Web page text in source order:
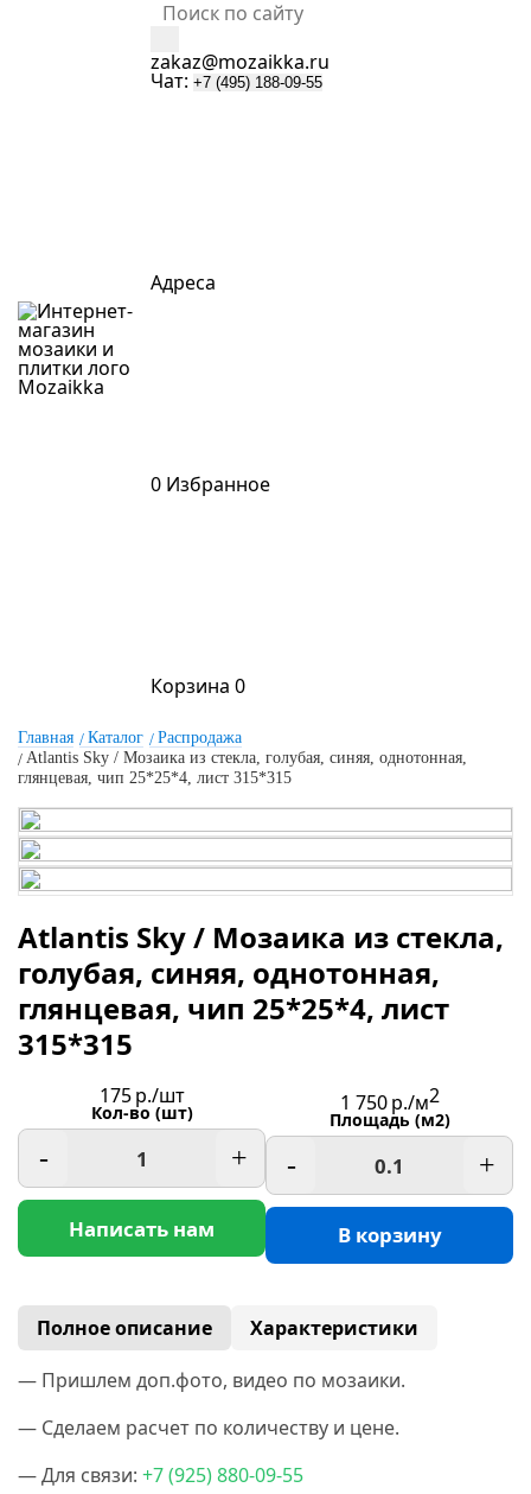
Mozaikka
zakaz@mozaikka.ru
Чат: +7 (495) 188-09-55
Адреса
0 Избранное
Корзина 0
Главная Каталог
Распродажа
Atlantis Sky / Мозаика из стекла, голубая, синяя, однотонная,
глянцевая, чип 25*25*4, лист 315*315
Atlantis Sky / Мозаика из стекла,
голубая, синяя, однотонная,
глянцевая, чип 25*25*4, лист
315*315
175 р./шт
Кол-во (шт)
- +
Написать нам
1 750 р./м2
Площадь (м2)
- +
В корзину
Полное описание
Характеристики
— Пришлем доп.фото, видео по мозаики.
— Сделаем расчет по количеству и цене.
— Для связи: +7(925) 880-09-55